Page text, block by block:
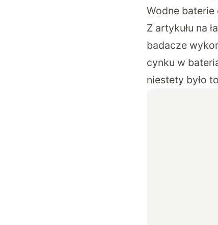
Wodne
Z artykułu na
badacze
cynku w
niestety było